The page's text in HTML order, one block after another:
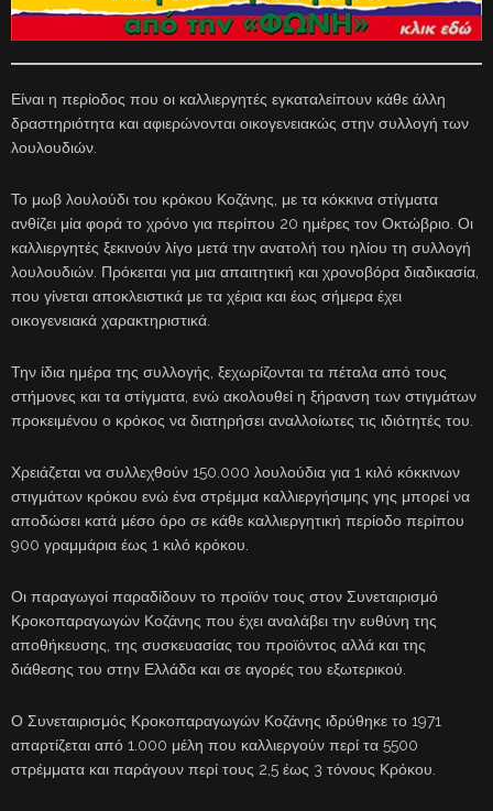
Είναι η περίοδος που οι καλλιεργητές εγκαταλείπουν κάθε άλλη
δραστηριότητα και αφιερώνονται οικογενειακώς στην συλλογή των
λουλουδιών.
Το μωβ λουλούδι του κρόκου Κοζάνης, με τα κόκκινα στίγματα
ανθίζει μία φορά το χρόνο για περίπου 20 ημέρες τον Οκτώβριο. Οι
καλλιεργητές ξεκινούν λίγο μετά την ανατολή του ηλίου τη συλλογή
λουλουδιών. Πρόκειται για μια απαιτητική και χρονοβόρα διαδικασία,
που γίνεται αποκλειστικά με τα χέρια και έως σήμερα έχει
οικογενειακά χαρακτηριστικά.
Την ίδια ημέρα της συλλογής, ξεχωρίζονται τα πέταλα από τους
στήμονες και τα στίγματα, ενώ ακολουθεί η ξήρανση των στιγμάτων
προκειμένου ο κρόκος να διατηρήσει αναλλοίωτες τις ιδιότητές του.
Χρειάζεται να συλλεχθούν 150.000 λουλούδια για 1 κιλό κόκκινων
στιγμάτων κρόκου ενώ ένα στρέμμα καλλιεργήσιμης γης μπορεί να
αποδώσει κατά μέσο όρο σε κάθε καλλιεργητική περίοδο περίπου
900 γραμμάρια έως 1 κιλό κρόκου.
Οι παραγωγοί παραδίδουν το προϊόν τους στον Συνεταιρισμό
Κροκοπαραγωγών Κοζάνης που έχει αναλάβει την ευθύνη της
αποθήκευσης, της συσκευασίας του προϊόντος αλλά και της
διάθεσης του στην Ελλάδα και σε αγορές του εξωτερικού.
Ο Συνεταιρισμός Κροκοπαραγωγών Κοζάνης ιδρύθηκε το 1971
απαρτίζεται από 1.000 μέλη που καλλιεργούν περί τα 5500
στρέμματα και παράγουν περί τους 2,5 έως 3 τόνους Κρόκου.